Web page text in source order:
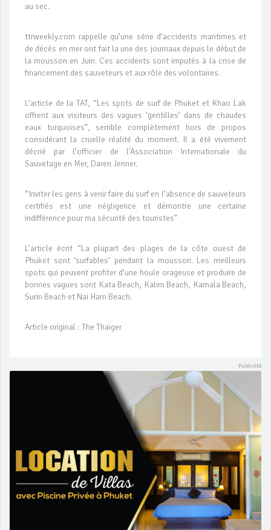
au sec.
ttrweekly.com rappelle qu’une série d’accidents maritimes et
de décès en mer ont fait la une des journaux depuis le début de
la mousson en Juin. Ces accidents sont imputés à la crise de
financement des sauveteurs et aux rôle des volontaires.
L’article de la TAT, “Les spots de surf de Phuket et Khao Lak
offrent aux visiteurs des vagues ‘gentilles’ dans de chaudes
eaux turquoises”, semble complètement hors de propos
considérant la cruelle réalité du moment. Il a été vivement
décrié par l’officier de l’Association Internationale du
Sauvetage en Mer, Daren Jenner.
“Inviter les gens à venir faire du surf en l’absence de sauveteurs
certifiés est une négligence et démontre une certaine
indifférence pour ma sécurité des touristes”
L’article écrit “La plupart des plages de la côte ouest de
Phuket sont ‘surfables’ pendant la mousson. Les meilleurs
spots qui peuvent profiter d’une houle orageuse et produire de
bonnes vagues sont Kata Beach, Kalim Beach, Kamala Beach,
Surin Beach et Nai Harn Beach.
Article original : The Thaiger